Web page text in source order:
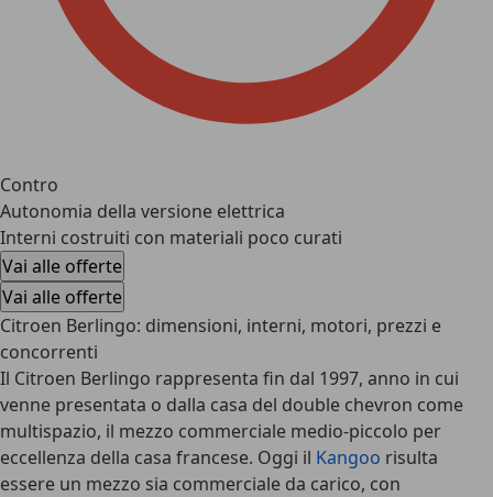
Contro
Autonomia della versione elettrica
Interni costruiti con materiali poco curati
Vai alle offerte
Vai alle offerte
Citroen Berlingo: dimensioni, interni, motori, prezzi e
concorrenti
Il Citroen Berlingo rappresenta fin dal 1997, anno in cui
venne presentata o dalla casa del double chevron come
multispazio, il mezzo commerciale medio-piccolo per
eccellenza della casa francese. Oggi il Kangoo risulta
essere un mezzo sia commerciale da carico, con